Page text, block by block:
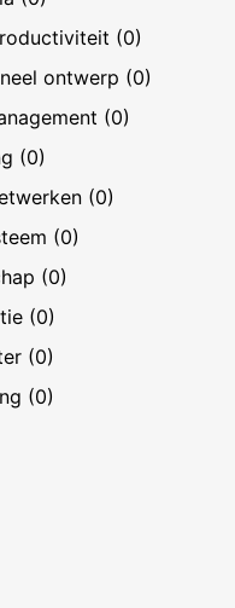
(0)
ontwerp (0)
(0)
(0)
(0)
(0)
(0)
(0)
(0)
(0)